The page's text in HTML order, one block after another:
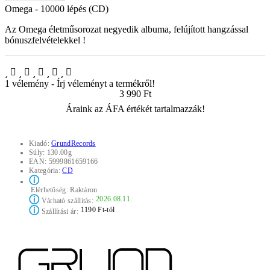
Omega - 10000 lépés (CD)
Az Omega életműsorozat negyedik albuma, felújított hangzással
bónuszfelvételekkel !
1 vélemény - Írj véleményt a termékről!
3 990 Ft
Áraink az ÁFA értékét tartalmazzák!
Kiadó:GrundRecords
Súly: 130.00g
EAN: 5999861659166
Kategória:CD
ⓘ
Elérhetőség:Raktáron
ⓘVárható szállítás: 2026.08.11.
ⓘSzállítási ár: 1190 Ft-tól